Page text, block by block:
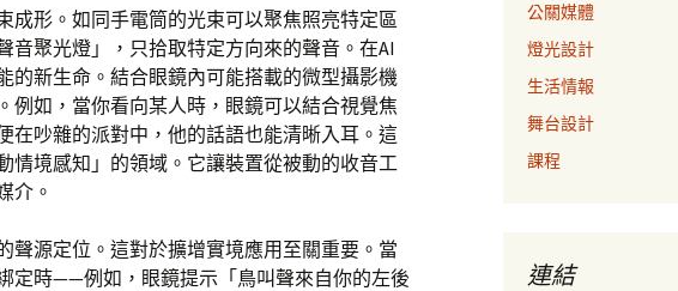
成形。如同手電筒的光束可以聚焦照亮特定區
音聚光燈」，只拾取特定方向來的聲音。在AI
的新生命。結合眼鏡內可能搭載的微型攝影機
例如，當你看向某人時，眼鏡可以結合視覺焦
在吵雜的派對中，他的話語也能清晰入耳。這
情境感知」的領域。它讓裝置從被動的收音工
介。
聲源定位。這對於擴增實境應用至關重要。當
定時——例如，眼鏡提示「鳥叫聲來自你的左後
公關媒體
燈光設計
生活情報
舞台設計
課程
連結